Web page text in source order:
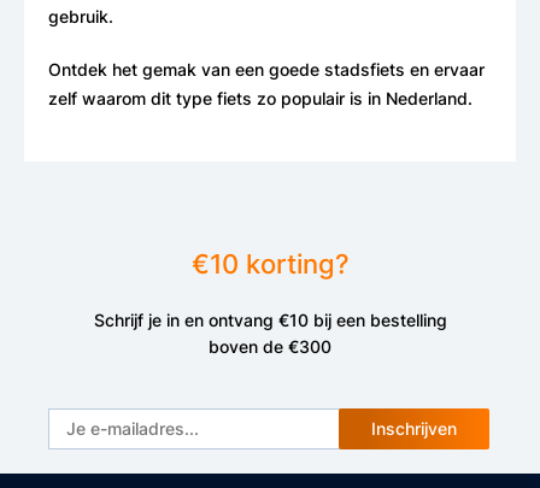
gebruik.
Ontdek het gemak van een goede stadsfiets en ervaar
zelf waarom dit type fiets zo populair is in Nederland.
€10 korting?
Schrijf je in en ontvang €10 bij een bestelling
boven de €300
Inschrijven